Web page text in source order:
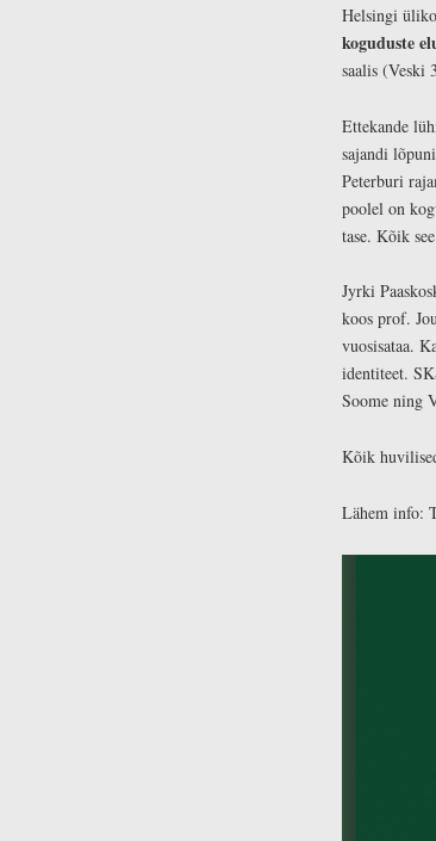
Helsingi
koguduste
saalis (Veski
Ettekande
sajandi
Peterburi
poolel on
tase. Kõik
Jyrki
koos prof.
vuosisataa.
identiteet.
Soome ning
Kõik
Lähem info: